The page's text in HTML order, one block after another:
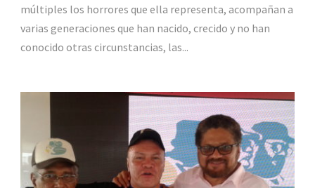
múltiples los horrores que ella representa, acompañan a
varias generaciones que han nacido, crecido y no han
conocido otras circunstancias, las...